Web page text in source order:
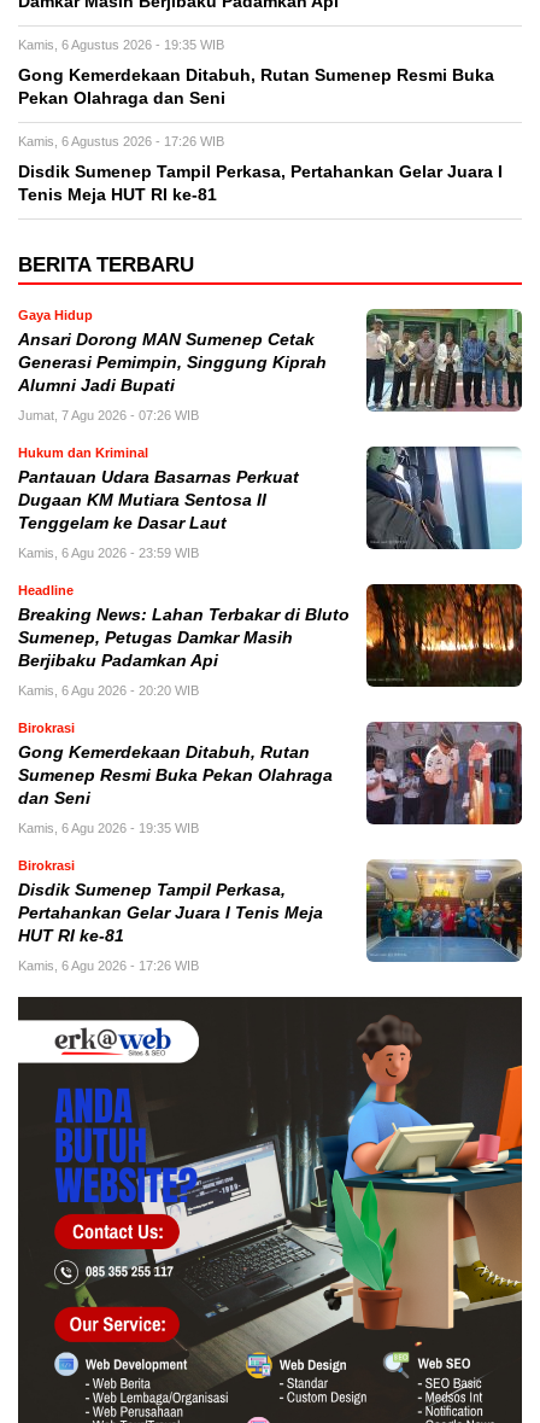
Kamis, 6 Agustus 2026 - 19:35 WIB
Gong Kemerdekaan Ditabuh, Rutan Sumenep Resmi Buka
Pekan Olahraga dan Seni
Kamis, 6 Agustus 2026 - 17:26 WIB
Disdik Sumenep Tampil Perkasa, Pertahankan Gelar Juara I
Tenis Meja HUT RI ke-81
BERITA TERBARU
Gaya Hidup
Ansari Dorong MAN Sumenep Cetak
Generasi Pemimpin, Singgung Kiprah
Alumni Jadi Bupati
Jumat, 7 Agu 2026 - 07:26 WIB
Hukum dan Kriminal
Pantauan Udara Basarnas Perkuat
Dugaan KM Mutiara Sentosa II
Tenggelam ke Dasar Laut
Kamis, 6 Agu 2026 - 23:59 WIB
Headline
Breaking News: Lahan Terbakar di Bluto
Sumenep, Petugas Damkar Masih
Berjibaku Padamkan Api
Kamis, 6 Agu 2026 - 20:20 WIB
Birokrasi
Gong Kemerdekaan Ditabuh, Rutan
Sumenep Resmi Buka Pekan Olahraga
dan Seni
Kamis, 6 Agu 2026 - 19:35 WIB
Birokrasi
Disdik Sumenep Tampil Perkasa,
Pertahankan Gelar Juara I Tenis Meja
HUT RI ke-81
Kamis, 6 Agu 2026 - 17:26 WIB